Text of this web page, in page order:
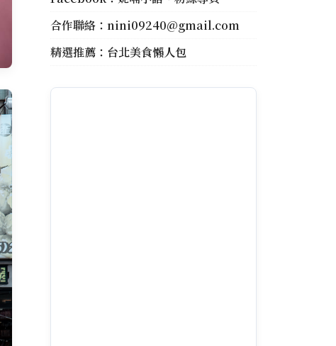
合作聯絡：nini09240@gmail.com
精選推薦： 台北美食懶人包